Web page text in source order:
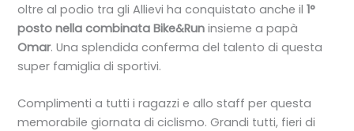
oltre al podio tra gli Allievi ha conquistato anche il1°
posto nella combinata Bike&Run insieme a papà
Omar. Una splendida conferma del talento di questa
super famiglia di sportivi.
Complimenti a tutti i ragazzi e allo staff per questa
memorabile giornata di ciclismo. Grandi tutti, fieri di